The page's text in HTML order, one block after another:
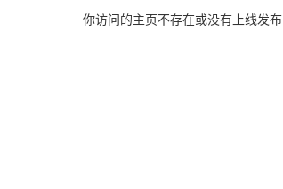
你访问的主页不存在或没有上线发布